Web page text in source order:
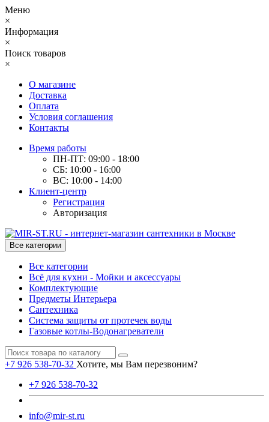
Меню
×
Информация
×
Поиск товаров
×
О магазине
Доставка
Оплата
Условия соглашения
Контакты
Время работы
ПН-ПТ: 09:00 - 18:00
СБ: 10:00 - 16:00
ВС: 10:00 - 14:00
Клиент-центр
Регистрация
Авторизация
Все категории
Все категории
Всё для кухни - Мойки и аксессуары
Комплектующие
Предметы Интерьера
Сантехника
Система защиты от протечек воды
Газовые котлы-Водонагреватели
+7 926 538-70-32 Хотите, мы Вам перезвоним?
+7 926 538-70-32
info@mir-st.ru